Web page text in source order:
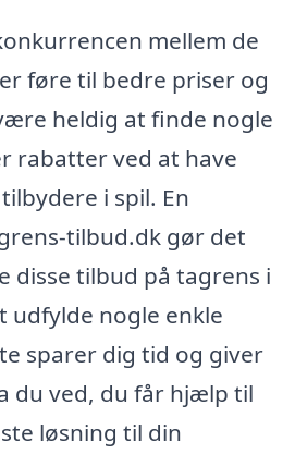
mellem de
føre til bedre priser og
heldig at finde nogle
rabatter ved at have
i spil. En
tilbud.dk gør det
disse tilbud på tagrens i
udfylde nogle enkle
sparer dig tid og giver
du ved, du får hjælp til
løsning til din